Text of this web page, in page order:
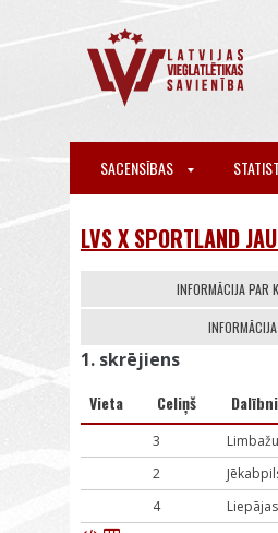
SACENSĪBAS
LVS X SPORTLAND
INFORMĀCIJA PAR
INFORMĀCIJA
1. skrējiens
Vieta Celiņš
3
2
4